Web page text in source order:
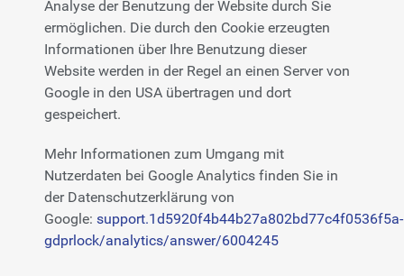
Analyse der Benutzung der Website durch Sie
ermöglichen. Die durch den Cookie erzeugten
Informationen über Ihre Benutzung dieser
Website werden in der Regel an einen Server von
Google in den USA übertragen und dort
gespeichert.
Mehr Informationen zum Umgang mit
Nutzerdaten bei Google Analytics finden Sie in
der Datenschutzerklärung von
Google: support.1d5920f4b44b27a802bd77c4f0536f5a-
gdprlock/analytics/answer/6004245